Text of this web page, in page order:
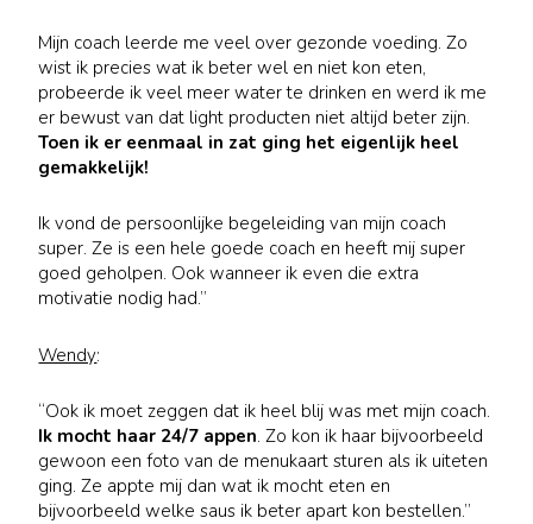
Mijn coach leerde me veel over gezonde voeding. Zo
wist ik precies wat ik beter wel en niet kon eten,
probeerde ik veel meer water te drinken en werd ik me
er bewust van dat light producten niet altijd beter zijn.
Toen ik er eenmaal in zat ging het eigenlijk heel
gemakkelijk!
Ik vond de persoonlijke begeleiding van mijn coach
super. Ze is een hele goede coach en heeft mij super
goed geholpen. Ook wanneer ik even die extra
motivatie nodig had.”
Wendy:
“Ook ik moet zeggen dat ik heel blij was met mijn coach.
Ik mocht haar 24/7 appen. Zo kon ik haar bijvoorbeeld
gewoon een foto van de menukaart sturen als ik uiteten
ging. Ze appte mij dan wat ik mocht eten en
bijvoorbeeld welke saus ik beter apart kon bestellen.”